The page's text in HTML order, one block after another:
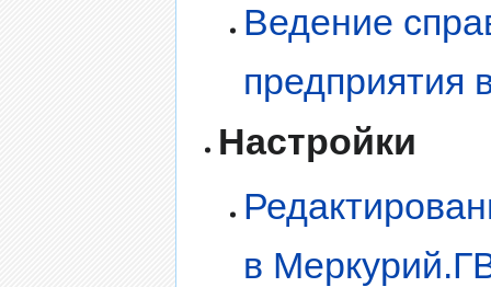
Ведение
предприятия
Настройки
в